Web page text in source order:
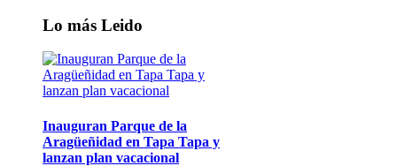
Lo más Leido
Inauguran Parque de la
Aragüeñidad en Tapa Tapa y
lanzan plan vacacional